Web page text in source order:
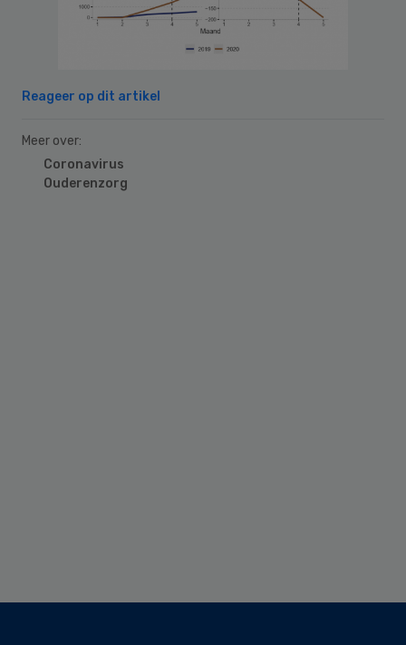
Reageer op dit artikel
Meer over:
Coronavirus
Ouderenzorg